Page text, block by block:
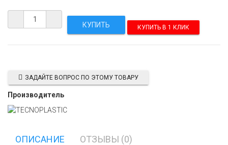
КУПИТЬ В 1 КЛИК
ЗАДАЙТЕ ВОПРОС ПО ЭТОМУ ТОВАРУ
Производитель
ОПИСАНИЕ ОТЗЫВЫ (0)